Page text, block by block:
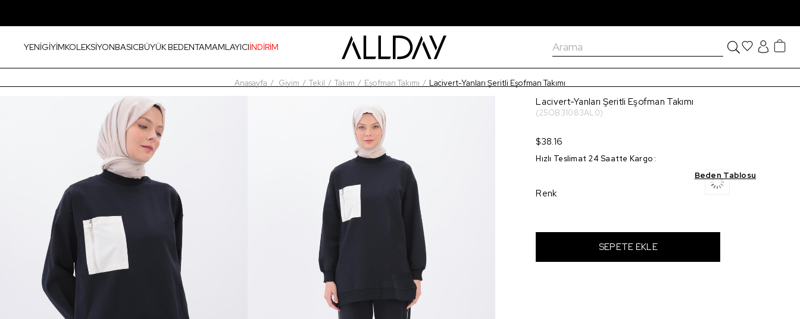
YENİGİYİMKOLEKSİYONBASICBÜYÜK BEDENTAMAMLAYICIİNDİRİM
Anasayfa Giyim Tekil Takım Eşofman Takımı Lacivert-Yanları Şeritli Eşofman Takımı
Lacivert-Yanları Şeritli Eşofman Takımı
(25OB31083AL0)
$38.16
Hızlı Teslimat 24 Saatte Kargo :
Beden Tablosu
Renk